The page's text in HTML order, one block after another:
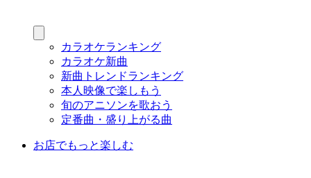
カラオケランキング
カラオケ新曲
新曲トレンドランキング
本人映像で楽しもう
旬のアニソンを歌おう
定番曲・盛り上がる曲
お店でもっと楽しむ